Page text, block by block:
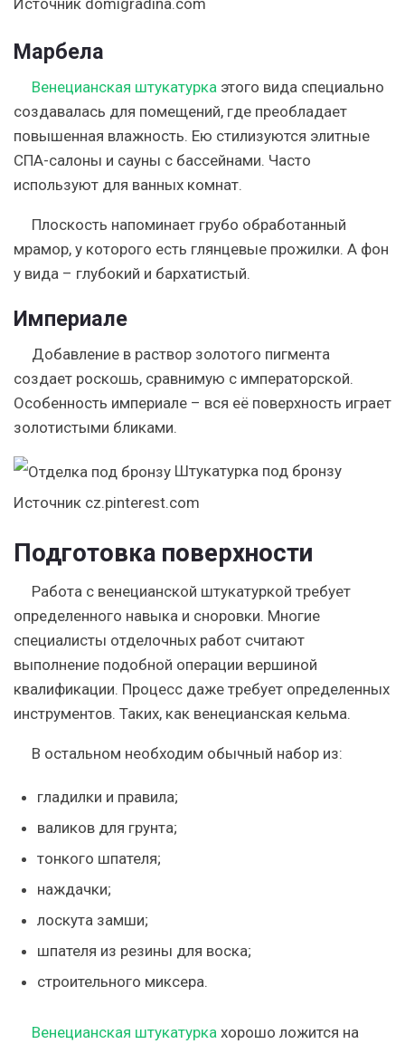
Марбела
Венецианская штукатурка этого вида специально
создавалась для помещений, где преобладает
повышенная влажность. Ею стилизуются элитные
СПА-салоны и сауны с бассейнами. Часто
используют для ванных комнат.
Плоскость напоминает грубо обработанный
мрамор, у которого есть глянцевые прожилки. А фон
у вида – глубокий и бархатистый.
Империале
Добавление в раствор золотого пигмента
создает роскошь, сравнимую с императорской.
Особенность империале – вся её поверхность играет
золотистыми бликами.
Штукатурка под бронзу
Источник cz.pinterest.com
Подготовка поверхности
Работа с венецианской штукатуркой требует
определенного навыка и сноровки. Многие
специалисты отделочных работ считают
выполнение подобной операции вершиной
квалификации. Процесс даже требует определенных
инструментов. Таких, как венецианская кельма.
В остальном необходим обычный набор из:
гладилки и правила;
валиков для грунта;
тонкого шпателя;
наждачки;
лоскута замши;
шпателя из резины для воска;
строительного миксера.
Венецианская штукатурка хорошо ложится на